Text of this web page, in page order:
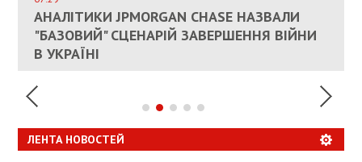
КАНДИДАТ В ПРЕМЬЕРЫ ПОЛЬШИ ПРИЗВАЛ
ЕС ПРЕКРАТИТЬ ВОЕННУЮ ПОМОЩЬ
УКРАИНЕ
АНАЛІТИКИ JPMORGAN CHASE НАЗВАЛИ
"БАЗОВИЙ" СЦЕНАРІЙ ЗАВЕРШЕННЯ ВІЙНИ
В УКРАЇНІ
РЮТТЕ
ПАЛИВНИЙ РИНОК РОЗІГРІЛИ ШТУЧНО:
АНАЛІТИКИ ЗВИНУВАТИЛИ АЗС У
СПЕКУЛЯЦІЇ
ЛЕНТА НОВОСТЕЙ